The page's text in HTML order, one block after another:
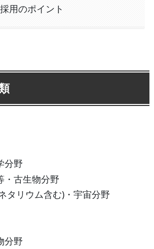
用のポイント
分野
・古生物分野
タリウム含む)・宇宙分野
分野